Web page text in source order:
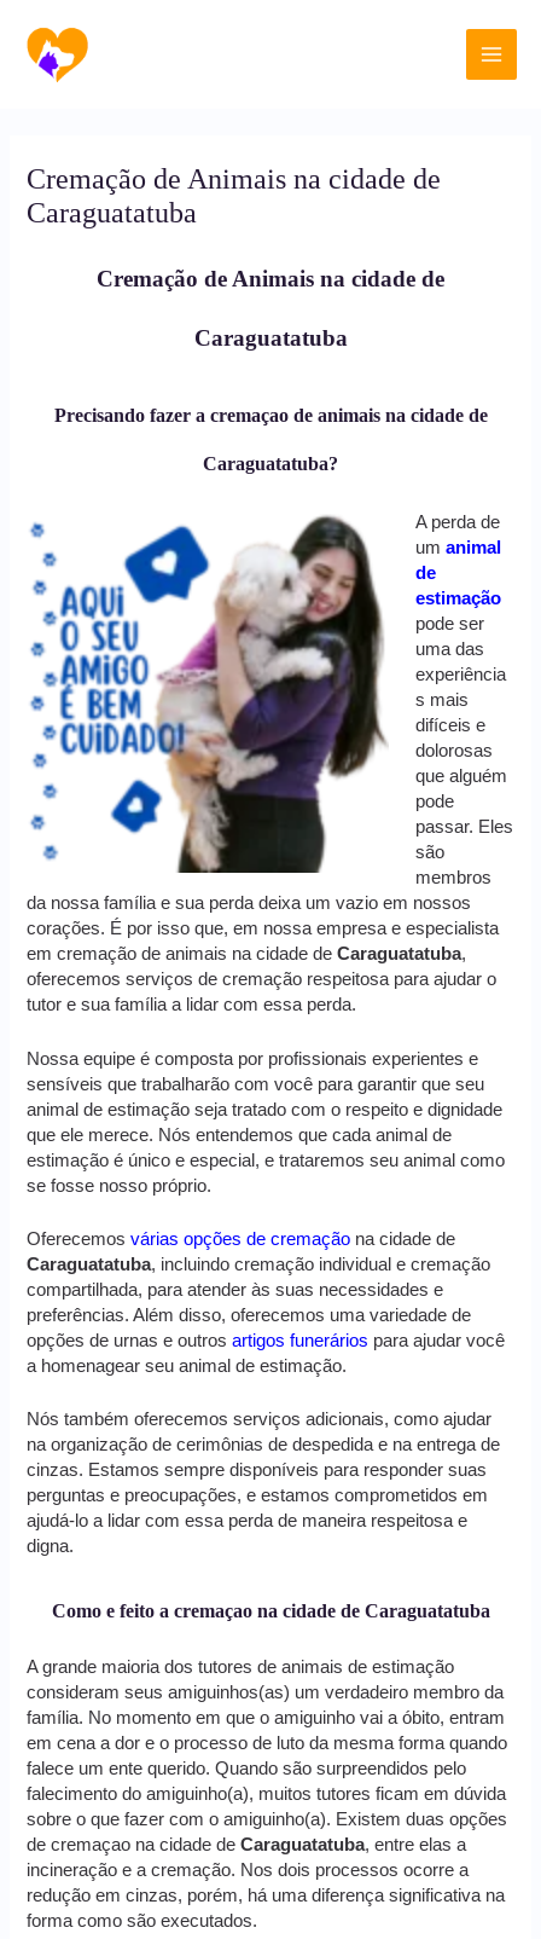
para
conteúdo
Main
Cremação de Animais na cidade de
Caraguatatuba
Cremação de Animais na cidade de
Caraguatatuba
Precisando fazer a cremaçao de animais na cidade de
Caraguatatuba?
A perda de
umanimal
de
estimação
pode ser
uma das
experiência
s mais
difíceis e
dolorosas
que alguém
pode
passar. Eles
são
membros
da nossa família e sua perda deixa um vazio em nossos
corações. É por isso que, em nossa empresa e especialista
em cremação de animais na cidade deCaraguatatuba,
oferecemos serviços de cremação respeitosa para ajudar o
tutor e sua família a lidar com essa perda.
Nossa equipe é composta por profissionais experientes e
sensíveis que trabalharão com você para garantir que seu
animal de estimação seja tratado com o respeito e dignidade
que ele merece. Nós entendemos que cada animal de
estimação é único e especial, e trataremos seu animal como
se fosse nosso próprio.
Oferecemosvárias opções de cremação na cidade de
Caraguatatuba, incluindo cremação individual e cremação
compartilhada, para atender às suas necessidades e
preferências. Além disso, oferecemos uma variedade de
opções de urnas e outrosartigos funerários para ajudar você
a homenagear seu animal de estimação.
Nós também oferecemos serviços adicionais, como ajudar
na organização de cerimônias de despedida e na entrega de
cinzas. Estamos sempre disponíveis para responder suas
perguntas e preocupações, e estamos comprometidos em
ajudá-lo a lidar com essa perda de maneira respeitosa e
digna.
Como e feito a cremaçao na cidade de Caraguatatuba
A grande maioria dos tutores de animais de estimação
consideram seus amiguinhos(as) um verdadeiro membro da
família. No momento em que o amiguinho vai a óbito, entram
em cena a dor e o processo de luto da mesma forma quando
falece um ente querido. Quando são surpreendidos pelo
falecimento do amiguinho(a), muitos tutores ficam em dúvida
sobre o que fazer com o amiguinho(a). Existem duas opções
de cremaçao na cidade deCaraguatatuba, entre elas a
incineração e a cremação. Nos dois processos ocorre a
redução em cinzas, porém, há uma diferença significativa na
forma como são executados.